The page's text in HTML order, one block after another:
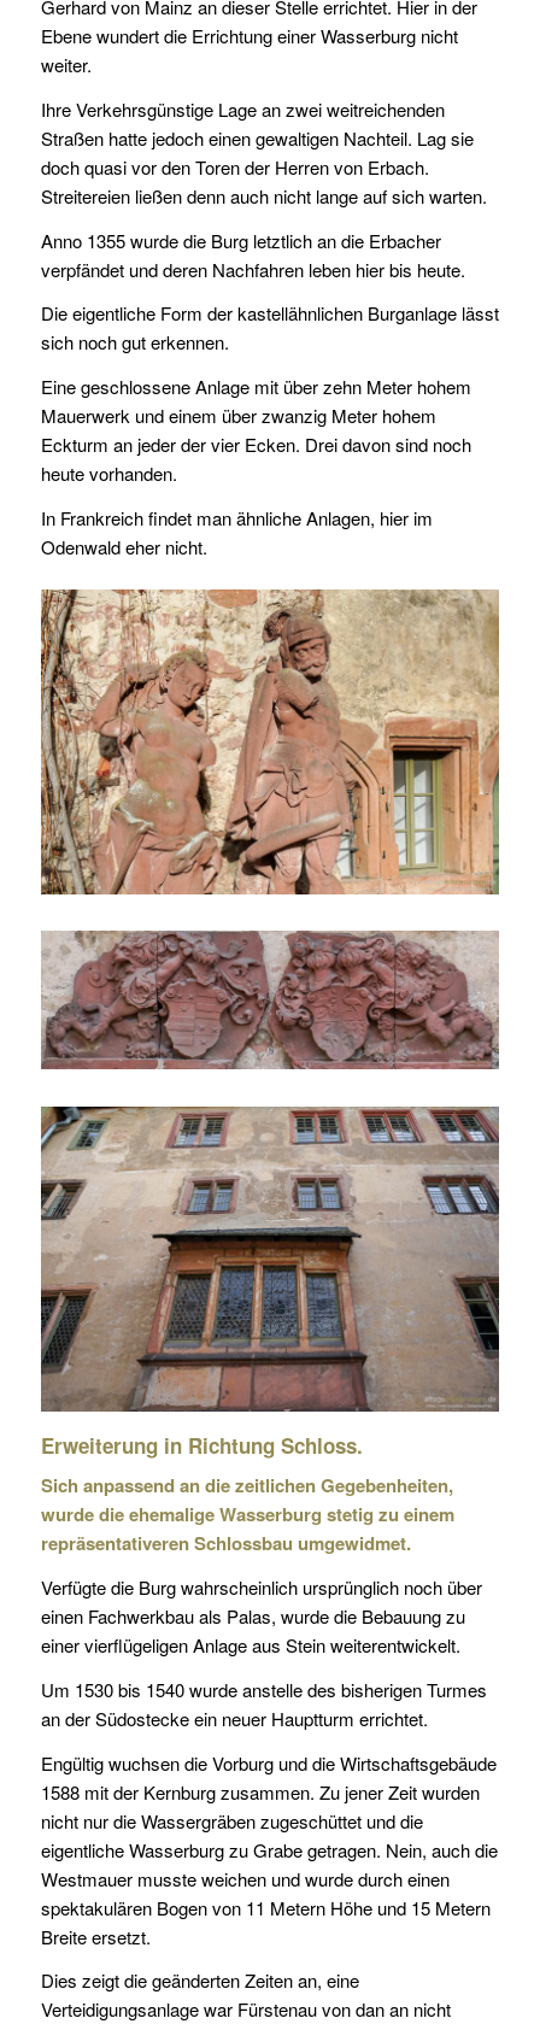
Gerhard von Mainz an dieser Stelle errichtet. Hier in der
Ebene wundert die Errichtung einer Wasserburg nicht
weiter.
Ihre Verkehrsgünstige Lage an zwei weitreichenden
Straßen hatte jedoch einen gewaltigen Nachteil. Lag sie
doch quasi vor den Toren der Herren von Erbach.
Streitereien ließen denn auch nicht lange auf sich warten.
Anno 1355 wurde die Burg letztlich an die Erbacher
verpfändet und deren Nachfahren leben hier bis heute.
Die eigentliche Form der kastellähnlichen Burganlage lässt
sich noch gut erkennen.
Eine geschlossene Anlage mit über zehn Meter hohem
Mauerwerk und einem über zwanzig Meter hohem
Eckturm an jeder der vier Ecken. Drei davon sind noch
heute vorhanden.
In Frankreich findet man ähnliche Anlagen, hier im
Odenwald eher nicht.
Erweiterung in Richtung Schloss.
Sich anpassend an die zeitlichen Gegebenheiten,
wurde die ehemalige Wasserburg stetig zu einem
repräsentativeren Schlossbau umgewidmet.
Verfügte die Burg wahrscheinlich ursprünglich noch über
einen Fachwerkbau als Palas, wurde die Bebauung zu
einer vierflügeligen Anlage aus Stein weiterentwickelt.
Um 1530 bis 1540 wurde anstelle des bisherigen Turmes
an der Südostecke ein neuer Hauptturm errichtet.
Engültig wuchsen die Vorburg und die Wirtschaftsgebäude
1588 mit der Kernburg zusammen. Zu jener Zeit wurden
nicht nur die Wassergräben zugeschüttet und die
eigentliche Wasserburg zu Grabe getragen. Nein, auch die
Westmauer musste weichen und wurde durch einen
spektakulären Bogen von 11 Metern Höhe und 15 Metern
Breite ersetzt.
Dies zeigt die geänderten Zeiten an, eine
Verteidigungsanlage war Fürstenau von dan an nicht